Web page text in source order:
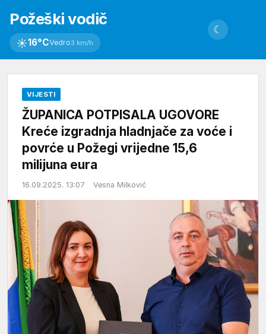
Požeški vodič
☀16°CVedro3 km/h
☾
VIJESTI
ŽUPANICA POTPISALA UGOVORE
Kreće izgradnja hladnjače za voće i
povrće u Požegi vrijedne 15,6
milijuna eura
16.09.2025. 13:07 Vesna Milković